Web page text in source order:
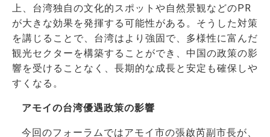
上、台湾独自の文化的スポットや自然景観などのPR
が大きな効果を発揮する可能性がある。そうした対策
を講じることで、台湾はより強固で、多様性に富んだ
観光セクターを構築することができ、中国の政策の影
響を受けることなく、長期的な成長と安定も確保しや
すくなる。
アモイの台湾優遇政策の影響
今回のフォーラムではアモイ市の張啟芮副市長が、